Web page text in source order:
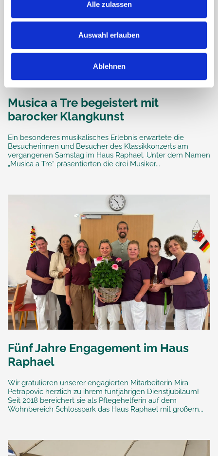
Alle zulassen
Auswahl erlauben
Ablehnen
Musica a Tre begeistert mit
barocker Klangkunst
Ein besonderes musikalisches Erlebnis erwartete die
Besucherinnen und Besucher des Klassikkonzerts am
vergangenen Samstag im Haus Raphael. Unter dem Namen
„Musica a Tre“ präsentierten die drei Musiker...
Fünf Jahre Engagement im Haus
Raphael
Wir gratulieren unserer engagierten Mitarbeiterin Mira
Petrapovic herzlich zu ihrem fünfjährigen Dienstjubiläum!
Seit 2018 bereichert sie als Pflegehelferin auf dem
Wohnbereich Schlosspark das Haus Raphael mit großem...